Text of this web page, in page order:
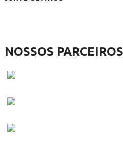
NOSSOS PARCEIROS